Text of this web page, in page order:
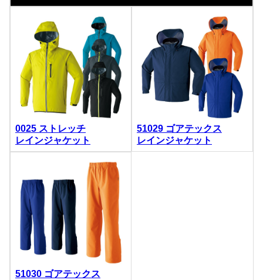
0025 ストレッチ
レインジャケット
51029 ゴアテックス
レインジャケット
51030 ゴアテックス